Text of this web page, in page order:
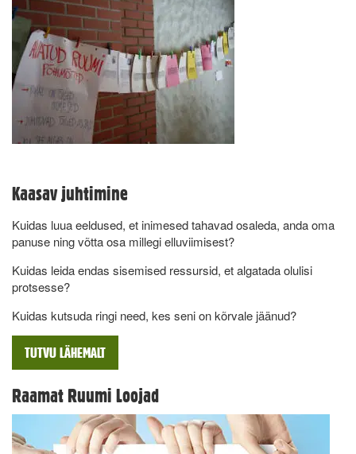
Kaasav juhtimine
Kuidas luua eeldused, et inimesed tahavad osaleda, anda oma
panuse ning võtta osa millegi elluviimisest?
Kuidas leida endas sisemised ressursid, et algatada olulisi
protsesse?
Kuidas kutsuda ringi need, kes seni on kõrvale jäänud?
TUTVU LÄHEMALT
Raamat Ruumi Loojad